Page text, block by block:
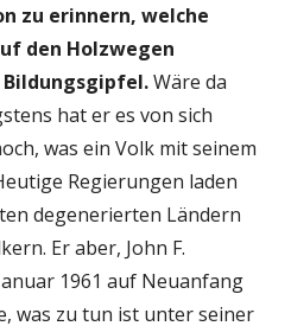
zu erinnern, welche
den Holzwegen
Wäre da
hat er es von sich
was ein Volk mit seinem
Regierungen laden
degenerierten Ländern
Er aber, John F.
1961 auf Neuanfang
was zu tun ist unter seiner